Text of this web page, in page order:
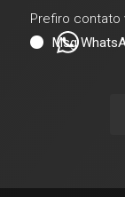
Prefiro contato
Msg